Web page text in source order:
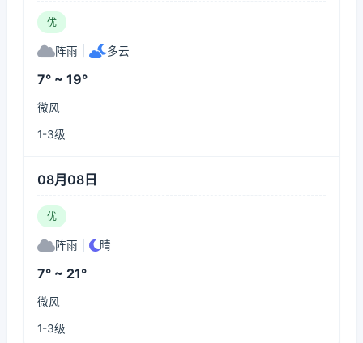
优
阵雨 多云
7° ~ 19°
微风
1-3级
08月08日
优
阵雨 晴
7° ~ 21°
微风
1-3级